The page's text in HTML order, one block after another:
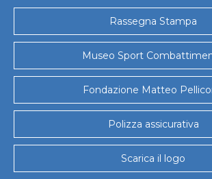
Albi Federali
Arbitri
Lotta
La disciplina
News
Gare e Risultati
Attività Didattica
Albi Federali
Karate
La disciplina
News
Gare e Risultati
Attività Didattica
Rassegna Stampa
Museo Sport
Fondazione Matteo
Polizza assicurativa
Scarica il logo